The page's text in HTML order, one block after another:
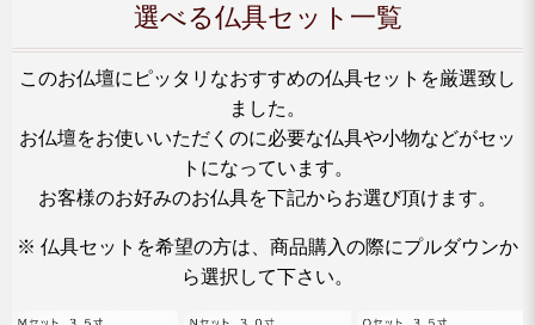
選べる仏具セット一覧
このお仏壇にピッタリなおすすめの仏具セットを厳選致し
ました。
お仏壇をお使いいただくのに必要な仏具や小物などがセッ
トになっています。
お客様のお好みのお仏具を下記からお選び頂けます。
※ 仏具セットを希望の方は、商品購入の際にプルダウンか
ら選択して下さい。